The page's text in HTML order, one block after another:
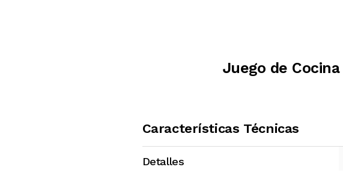
Juego de
Características Técnicas
Detalles